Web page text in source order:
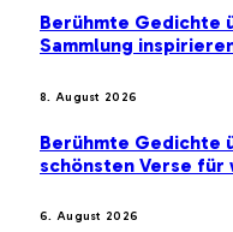
Berühmte Gedichte
Sammlung
8. August 2026
Berühmte Gedichte
schönsten Verse für
6. August 2026